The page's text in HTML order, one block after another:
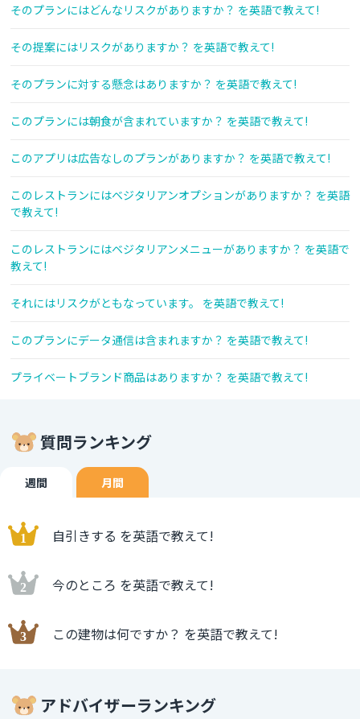
そのプランにはどんなリスクがありますか？ を英語で教えて!
その提案にはリスクがありますか？ を英語で教えて!
そのプランに対する懸念はありますか？ を英語で教えて!
このプランには朝食が含まれていますか？ を英語で教えて!
このアプリは広告なしのプランがありますか？ を英語で教えて!
このレストランにはベジタリアンオプションがありますか？ を英語
で教えて!
このレストランにはベジタリアンメニューがありますか？ を英語で
教えて!
それにはリスクがともなっています。 を英語で教えて!
このプランにデータ通信は含まれますか？ を英語で教えて!
プライベートブランド商品はありますか？ を英語で教えて!
質問ランキング
週間 月間
自引きする を英語で教えて!
今のところ を英語で教えて!
この建物は何ですか？ を英語で教えて!
アドバイザーランキング